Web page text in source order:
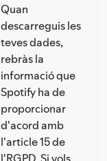
Quan
descarreguis les
teves dades,
rebràs la
informació que
Spotify ha de
proporcionar
d'acord amb
l'article 15 de
l'RGPD. Si vols